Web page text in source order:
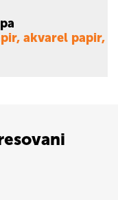
akvarel papir,